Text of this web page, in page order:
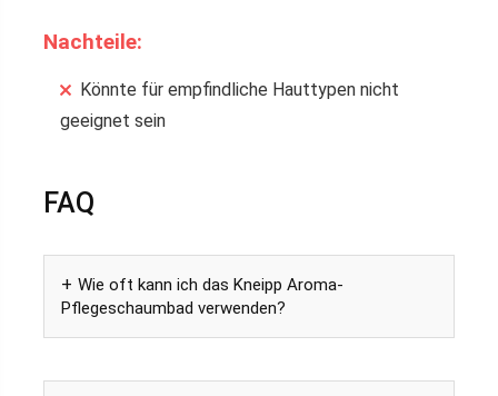
Nachteile:
Könnte für empfindliche Hauttypen nicht
geeignet sein
FAQ
Wie oft kann ich das Kneipp Aroma-
Pflegeschaumbad verwenden?